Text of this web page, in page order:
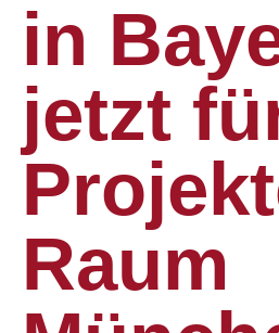
in
jetzt
Raum